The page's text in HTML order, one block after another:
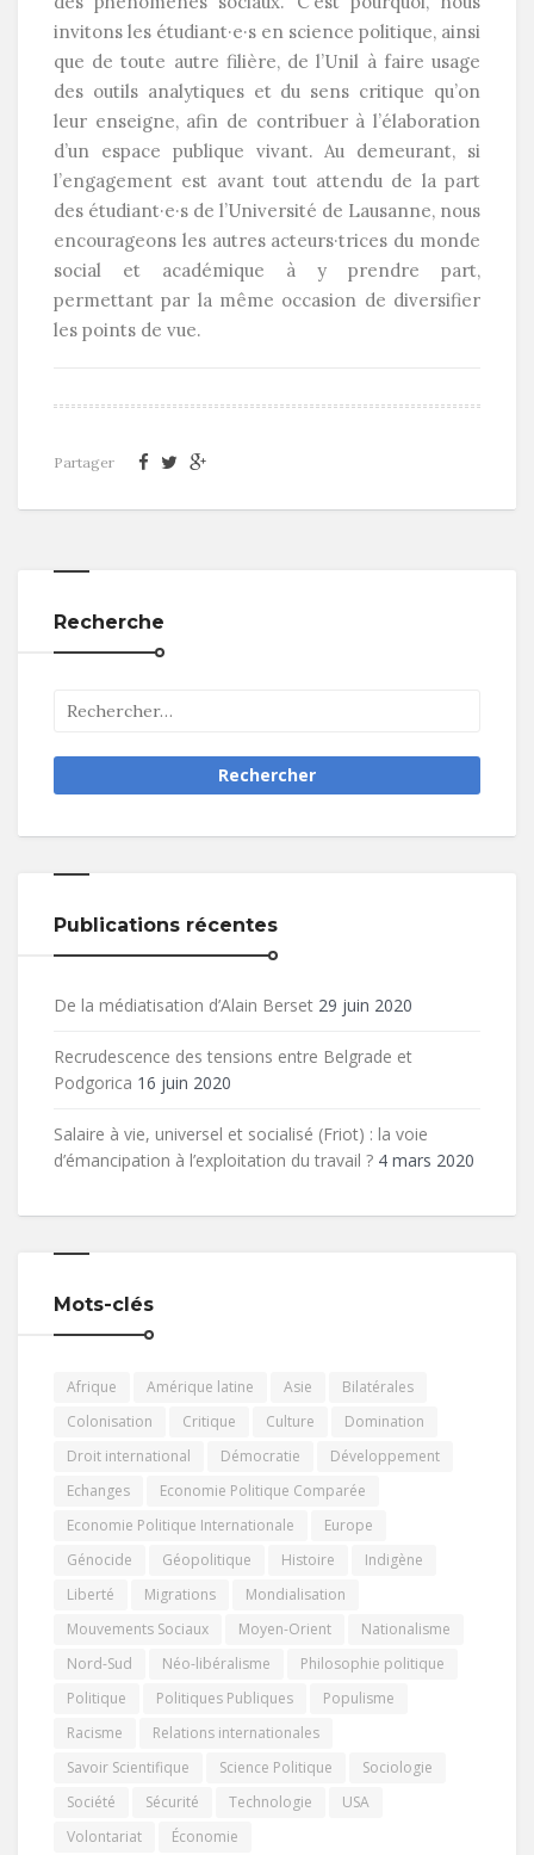
invitons les étudiant·e·s en science politique, ainsi
que de toute autre filière, de l’Unil à faire usage
des outils analytiques et du sens critique qu’on
leur enseigne, afin de contribuer à l’élaboration
d’un espace publique vivant. Au demeurant, si
l’engagement est avant tout attendu de la part
des étudiant·e·s de l’Université de Lausanne, nous
encourageons les autres acteurs·trices du monde
social et académique à y prendre part,
permettant par la même occasion de diversifier
les points de vue.
Partager
Recherche
Publications récentes
De la médiatisation d’Alain Berset 29 juin 2020
Recrudescence des tensions entre Belgrade et
Podgorica 16 juin 2020
Salaire à vie, universel et socialisé (Friot) : la voie
d’émancipation à l’exploitation du travail ? 4 mars 2020
Mots-clés
Afrique Amérique latine Asie
Bilatérales
Colonisation
Critique Culture
Domination
Droit international
Démocratie
Développement
Echanges
Economie Politique Comparée
Economie Politique Internationale
Europe
Génocide
Géopolitique Histoire
Indigène
Liberté
Migrations
Mondialisation
Mouvements Sociaux
Moyen-Orient
Nationalisme
Nord-Sud
Néo-libéralisme
Philosophie politique
Politique
Politiques Publiques
Populisme
Racisme
Relations internationales
Savoir Scientifique
Science Politique
Sociologie
Société
Sécurité Technologie
USA
Volontariat
Économie